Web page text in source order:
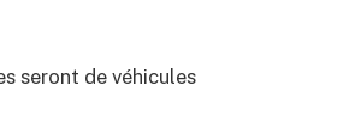
seront de véhicules